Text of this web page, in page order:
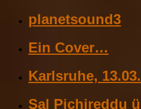
planetsound3
Ein Cover…
Karlsruhe,
Sal Pichireddu